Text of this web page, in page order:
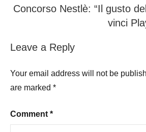
Concorso Nestlè: “Il gusto
vinci
Leave a Reply
Your email address will not be
are marked *
Comment *